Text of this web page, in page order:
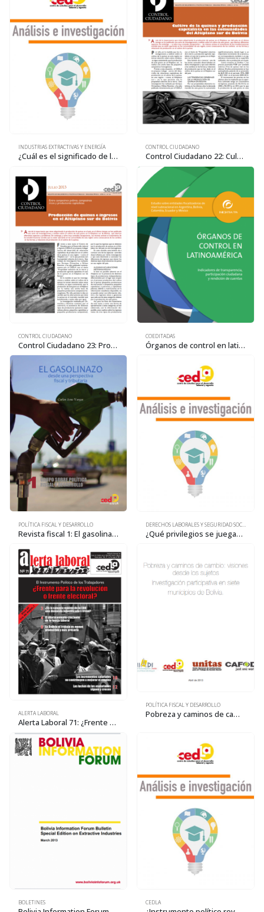
INDUSTRIAS EXTRACTIVAS Y ENERGÍA
¿Cuál es el significado de la próxima visita del presidente del Banco Mundial?
CONTROL CIUDADANO
Control Ciudadano 22: Cultivo de la quinua y producción capitalista en las comunidades del Altiplano sur de Bolivia
CONTROL CIUDADANO
Control Ciudadano 23: Producción de quinua e ingresos en el Altiplano sur de Bolivia: Entre campesinos pobres, y productores capitalistas
COEDITADAS
Órganos de control en latinoamérica: Indicadores de transparencia, participación ciudadana y rendición de cuentas. Estudio sobre entidades fiscalizadoras de nivel subnacional en Argentina, Bolivia, Colombia, Ecuador y México
POLÍTICA FISCAL Y DESARROLLO
Revista fiscal 1: El gasolinazo desde una perspectiva fiscal y tributaria
DERECHOS LABORALES Y SEGURIDAD SOCIAL
¿Qué privilegios se juegan en el conflicto por las pensiones?
ALERTA LABORAL
Alerta Laboral 71: ¿Frente para la revolución o frente electoral?
POLÍTICA FISCAL Y DESARROLLO
Pobreza y caminos de cambio: visiones desde los sujetos. Investigación participativa en siete municipios de Bolivia
BOLETINES CEDLA